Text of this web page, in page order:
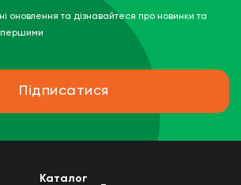
оновлення та дізнавайтеся про новинки та
першими
Підписатися
Каталог